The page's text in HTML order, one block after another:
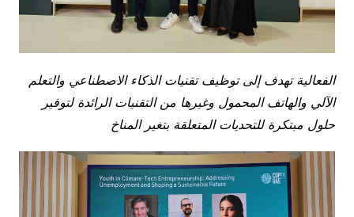
الفعالية تهدف إلى توظيف تقنيات الذكاء الاصطناعي والتعلم
الآلي والهاتف المحمول وغيرها من التقنيات الرائدة لتوفير
حلول مبتكرة للتحديات المتعلقة بتغير المناخ